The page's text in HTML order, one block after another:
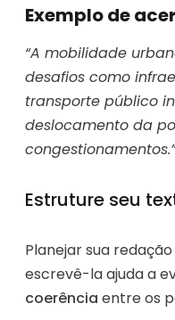
Exemplo de
“A mobilidade
desafios como
transporte público
deslocamento da
congestionamentos.”
Estruture seu
Planejar sua
escrevê-la ajuda a
coerência entre os